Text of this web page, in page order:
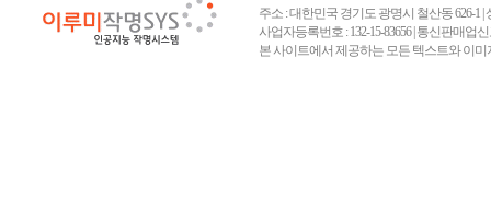
주소 : 대한민국 경기도 광명시 철산동 626-1 |
사업자등록번호 : 132-15-83656 | 통신판매업
본 사이트에서 제공하는 모든 텍스트와 이